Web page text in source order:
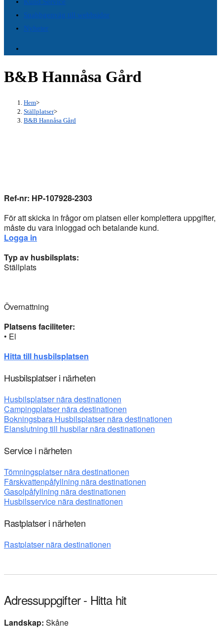
Snabbgenväg till webbsidor
Nyheter
B&B Hannåsa Gård
Hem>
Ställplatser>
B&B Hannåsa Gård
Ref-nr: HP-107928-2303
För att skicka in frågor om platsen eller komplettera uppgifter,
måste du vara inloggad och betalande kund.
Logga in
Typ av husbilsplats:
Ställplats
Övernattning
Platsens faciliteter:
• El
Hitta till husbilsplatsen
Husbilsplatser i närheten
Husbilsplatser nära destinationen
Campingplatser nära destinationen
Bokningsbara Husbilsplatser nära destinationen
Elanslutning till husbilar nära destinationen
Service i närheten
Tömningsplatser nära destinationen
Färskvattenpåfyllning nära destinationen
Gasolpåfyllning nära destinationen
Husbilsservice nära destinationen
Rastplatser i närheten
Rastplatser nära destinationen
Adressuppgifter - Hitta hit
Landskap: Skåne